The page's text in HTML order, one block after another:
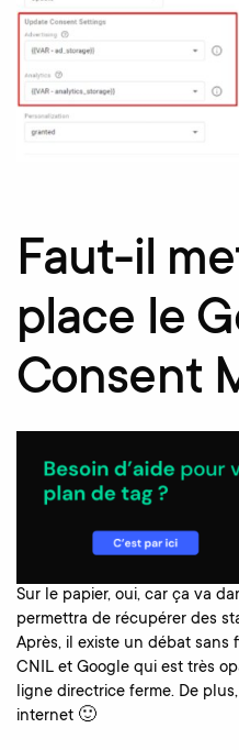
Faut-il
place le
Consent
Sur le papier, oui, car ça va
permettra de récupérer des
Après, il existe un débat
CNIL et Google qui est très
ligne directrice ferme. De
internet 🙂